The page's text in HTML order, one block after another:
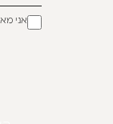
אני